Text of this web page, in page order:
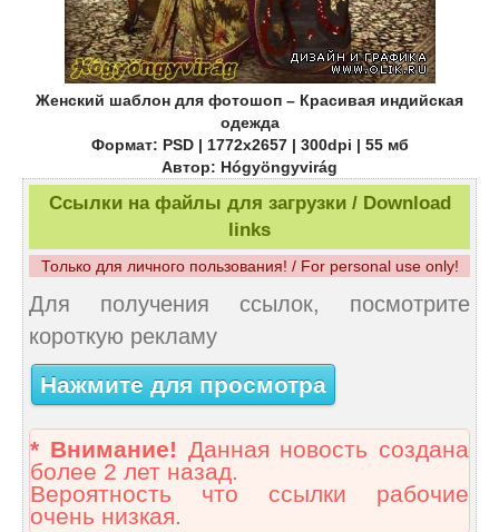
Женский шаблон для фотошоп – Красивая индийская
одежда
Формат: PSD | 1772x2657 | 300dpi | 55 мб
Автор: Hógyöngyvirág
Ссылки на файлы для загрузки / Download
links
Только для личного пользования! / For personal use only!
Для получения ссылок, посмотрите
короткую рекламу
Нажмите для просмотра
* Внимание! Данная новость создана
более 2 лет назад.
Вероятность что ссылки рабочие
очень низкая.